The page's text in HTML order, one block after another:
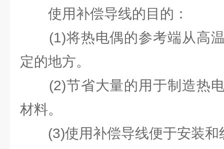
使用补偿导线的目的：
(1)将热电偶的参考端从高温
定的地方。
(2)节省大量的用于制造热电
材料。
(3)使用补偿导线便于安装和